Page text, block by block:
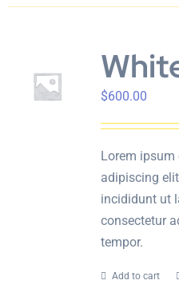
$600.00
Lorem ipsum
adipiscing
incididunt ut
consectetur
tempor.
Add to cart